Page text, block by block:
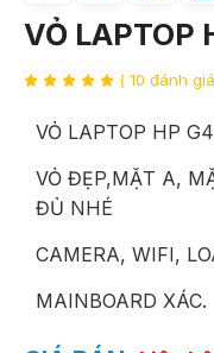
VỎ LAPTOP
( 10 đánh
VỎ LAPTOP HP G4
VỎ ĐẸP,MẶT A,
ĐỦ NHÉ
CAMERA, WIFI,
MAINBOARD XÁC.